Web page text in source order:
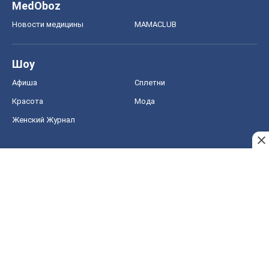
MedOboz
Новости медицины MAMACLUB
Шоу
Афиша Сплетни
Красота Мода
Женский Журнал